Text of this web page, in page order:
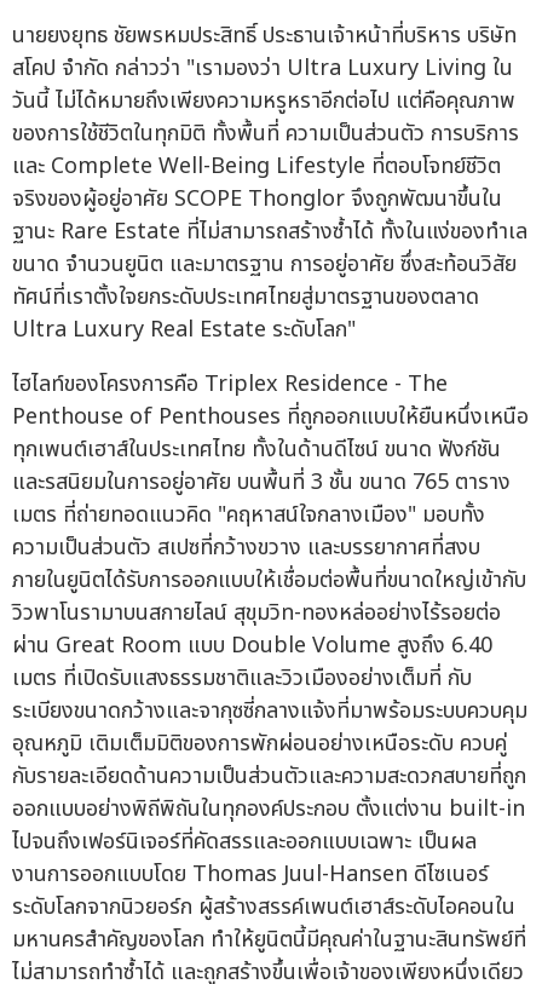
นายยงยุทธ ชัยพรหมประสิทธิ์ ประธานเจ้าหน้าที่บริหาร บริษัท
สโคป จำกัด กล่าวว่า "เรามองว่า Ultra Luxury Living ใน
วันนี้ ไม่ได้หมายถึงเพียงความหรูหราอีกต่อไป แต่คือคุณภาพ
ของการใช้ชีวิตในทุกมิติ ทั้งพื้นที่ ความเป็นส่วนตัว การบริการ
และ Complete Well-Being Lifestyle ที่ตอบโจทย์ชีวิต
จริงของผู้อยู่อาศัย SCOPE Thonglor จึงถูกพัฒนาขึ้นใน
ฐานะ Rare Estate ที่ไม่สามารถสร้างซ้ำได้ ทั้งในแง่ของทำเล
ขนาด จำนวนยูนิต และมาตรฐาน การอยู่อาศัย ซึ่งสะท้อนวิสัย
ทัศน์ที่เราตั้งใจยกระดับประเทศไทยสู่มาตรฐานของตลาด
Ultra Luxury Real Estate ระดับโลก"
ไฮไลท์ของโครงการคือ Triplex Residence - The
Penthouse of Penthouses ที่ถูกออกแบบให้ยืนหนึ่งเหนือ
ทุกเพนต์เฮาส์ในประเทศไทย ทั้งในด้านดีไซน์ ขนาด ฟังก์ชัน
และรสนิยมในการอยู่อาศัย บนพื้นที่ 3 ชั้น ขนาด 765 ตาราง
เมตร ที่ถ่ายทอดแนวคิด "คฤหาสน์ใจกลางเมือง" มอบทั้ง
ความเป็นส่วนตัว สเปซที่กว้างขวาง และบรรยากาศที่สงบ
ภายในยูนิตได้รับการออกแบบให้เชื่อมต่อพื้นที่ขนาดใหญ่เข้ากับ
วิวพาโนรามาบนสกายไลน์ สุขุมวิท-ทองหล่ออย่างไร้รอยต่อ
ผ่าน Great Room แบบ Double Volume สูงถึง 6.40
เมตร ที่เปิดรับแสงธรรมชาติและวิวเมืองอย่างเต็มที่ กับ
ระเบียงขนาดกว้างและจากุซซี่กลางแจ้งที่มาพร้อมระบบควบคุม
อุณหภูมิ เติมเต็มมิติของการพักผ่อนอย่างเหนือระดับ ควบคู่
กับรายละเอียดด้านความเป็นส่วนตัวและความสะดวกสบายที่ถูก
ออกแบบอย่างพิถีพิถันในทุกองค์ประกอบ ตั้งแต่งาน built-in
ไปจนถึงเฟอร์นิเจอร์ที่คัดสรรและออกแบบเฉพาะ เป็นผล
งานการออกแบบโดย Thomas Juul-Hansen ดีไซเนอร์
ระดับโลกจากนิวยอร์ก ผู้สร้างสรรค์เพนต์เฮาส์ระดับไอคอนใน
มหานครสำคัญของโลก ทำให้ยูนิตนี้มีคุณค่าในฐานะสินทรัพย์ที่
ไม่สามารถทำซ้ำได้ และถูกสร้างขึ้นเพื่อเจ้าของเพียงหนึ่งเดียว